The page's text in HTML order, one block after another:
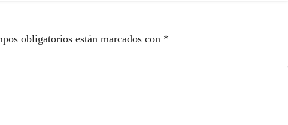
obligatorios están marcados con *